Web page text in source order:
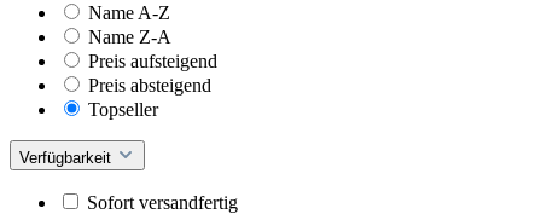
Name A-Z
Name Z-A
Preis aufsteigend
Preis absteigend
Topseller
Verfügbarkeit
Sofort versandfertig